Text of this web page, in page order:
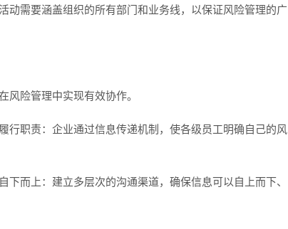
动需要涵盖组织的所有部门和业务线，以保证风险管理的广
风险管理中实现有效协作。
行职责：企业通过信息传递机制，使各级员工明确自己的风
而上：建立多层次的沟通渠道，确保信息可以自上而下、